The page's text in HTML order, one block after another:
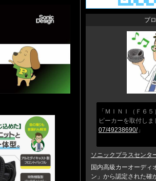
プ
「ＭＩＮＩ（Ｆ６
ピーカーを取付しま
07/49238690/」
ソニックプラスセンタ
国内高級カーオーディ
ン」から認定された確